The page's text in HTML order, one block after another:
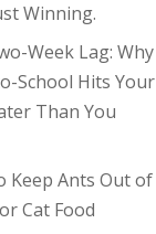
Winning.
Week Lag: Why
School Hits Your
Than You
Keep Ants Out of
Cat Food